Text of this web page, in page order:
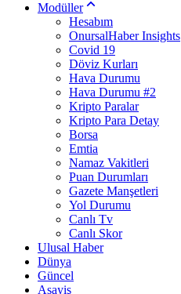
Modüller
Hesabım
OnursalHaber Insights
Covid 19
Döviz Kurları
Hava Durumu
Hava Durumu #2
Kripto Paralar
Kripto Para Detay
Borsa
Emtia
Namaz Vakitleri
Puan Durumları
Gazete Manşetleri
Yol Durumu
Canlı Tv
Canlı Skor
Ulusal Haber
Dünya
Güncel
Asayiş